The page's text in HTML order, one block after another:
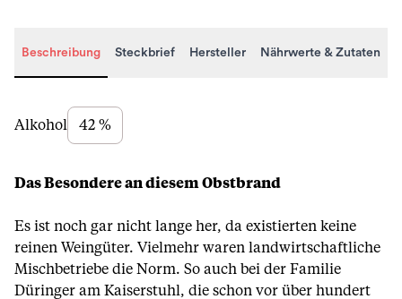
Beschreibung Steckbrief Hersteller Nährwerte & Zutaten
Beschreibung
Alkohol 42 %
Das Besondere an diesem Obstbrand
Es ist noch gar nicht lange her, da existierten keine
reinen Weingüter. Vielmehr waren landwirtschaftliche
Mischbetriebe die Norm. So auch bei der Familie
Düringer am Kaiserstuhl, die schon vor über hundert